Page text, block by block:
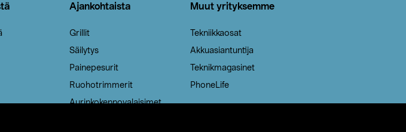
Ajankohtaista
Grillit
Säilytys
Painepesurit
Ruohotrimmerit
Aurinkokennovalaisimet
Muut yrityksemme
Tekniikkaosat
Akkuasiantuntija
Teknikmagasinet
PhoneLife